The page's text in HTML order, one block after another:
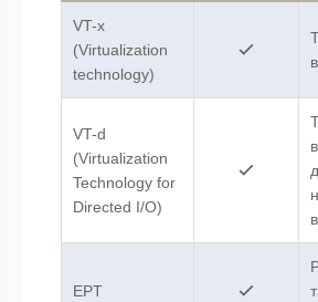
VT-x
(Virtualization
technology)
VT-d
(Virtualization
Technology for
Directed I/O)
EPT